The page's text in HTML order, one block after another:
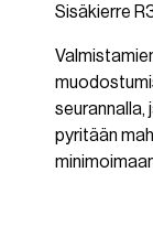
Sisäkierre
seurannalla,
pyritään